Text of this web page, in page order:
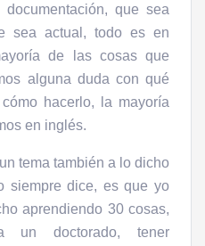
que sea
sea actual, todo es en
de las cosas que
alguna duda con qué
hacerlo, la mayoría
en inglés.
tema también a lo dicho
siempre dice, es que yo
aprendiendo 30 cosas,
un doctorado, tener